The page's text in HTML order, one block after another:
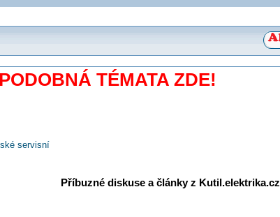
TÉMATA ZDE!
servisní
Příbuzné diskuse a články z Kutil.elektrika.cz